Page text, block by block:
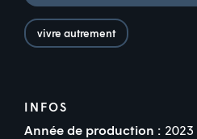
vivre autrement
INFOS
Année de production : 2023